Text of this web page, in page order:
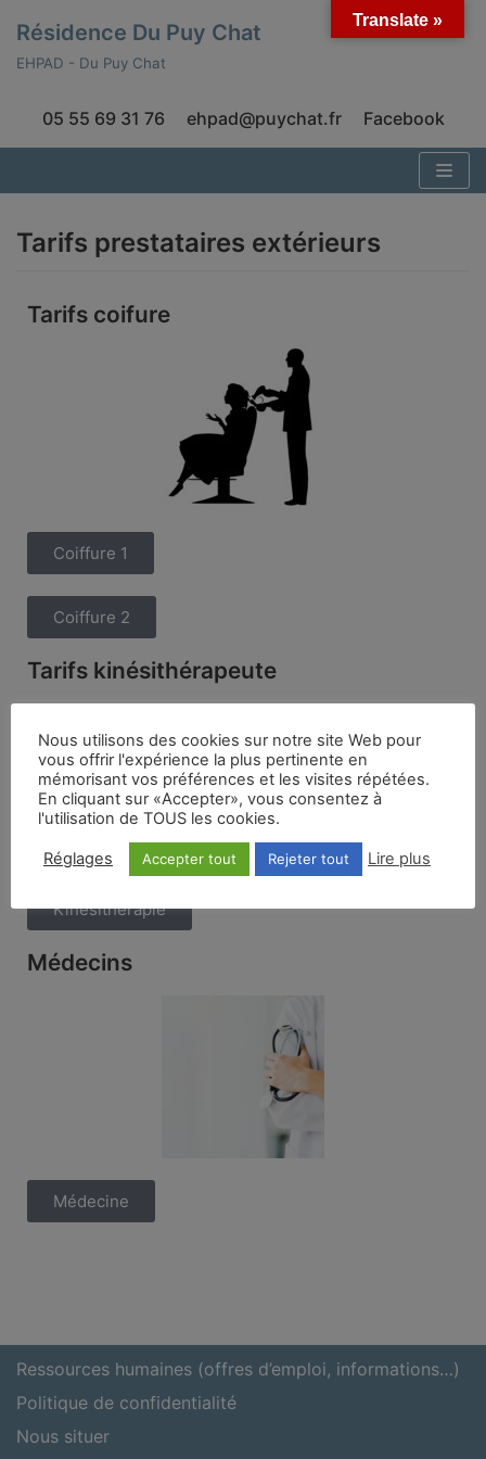
Aller
contenu
Résidence Du Puy Chat
EHPAD - Du Puy Chat
05 55 69 31 76 ehpad@puychat.fr Facebook
Tarifs prestataires extérieurs
Tarifs coifure
Coiffure 1
Coiffure 2
Tarifs kinésithérapeute
Kinésithérapie
Médecins
Médecine
Ressources humaines (offres d’emploi, informations…)
Politique de confidentialité
Nous situer
Nous utilisons des cookies sur notre site Web pour
vous offrir l'expérience la plus pertinente en
mémorisant vos préférences et les visites répétées.
En cliquant sur «Accepter», vous consentez à
l'utilisation de TOUS les cookies.
Réglages Accepter tout Rejeter tout Lire plus
Translate »